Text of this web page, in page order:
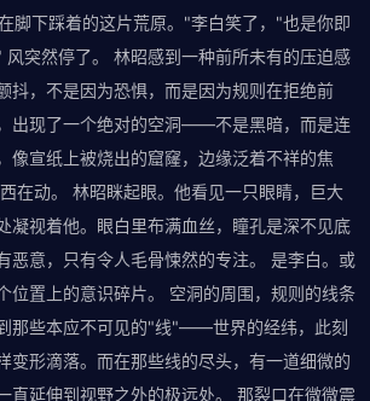
脚下踩着的这片荒原。"李白笑了，"也是你即
突然停了。 林昭感到一种前所未有的压迫感
抖，不是因为恐惧，而是因为规则在拒绝前
出现了一个绝对的空洞——不是黑暗，而是连
像宣纸上被烧出的窟窿，边缘泛着不祥的焦
在动。 林昭眯起眼。他看见一只眼睛，巨大
凝视着他。眼白里布满血丝，瞳孔是深不见底
恶意，只有令人毛骨悚然的专注。 是李白。或
位置上的意识碎片。 空洞的周围，规则的线条
那些本应不可见的"线"——世界的经纬，此刻
变形滴落。而在那些线的尽头，有一道细微的
直延伸到视野之外的极远处。 那裂口在微微震